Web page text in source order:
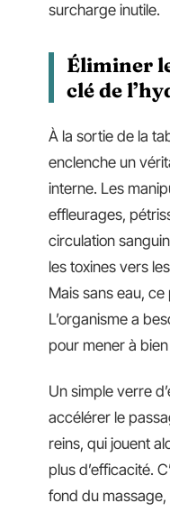
surcharge inutile.
Éliminer
clé de
À la sortie de la
enclenche un
interne. Les
effleurages,
circulation
les toxines vers
Mais sans eau,
L’organisme a
pour mener à
Un simple verre
accélérer le
reins, qui jouent
plus d’efficacité.
fond du